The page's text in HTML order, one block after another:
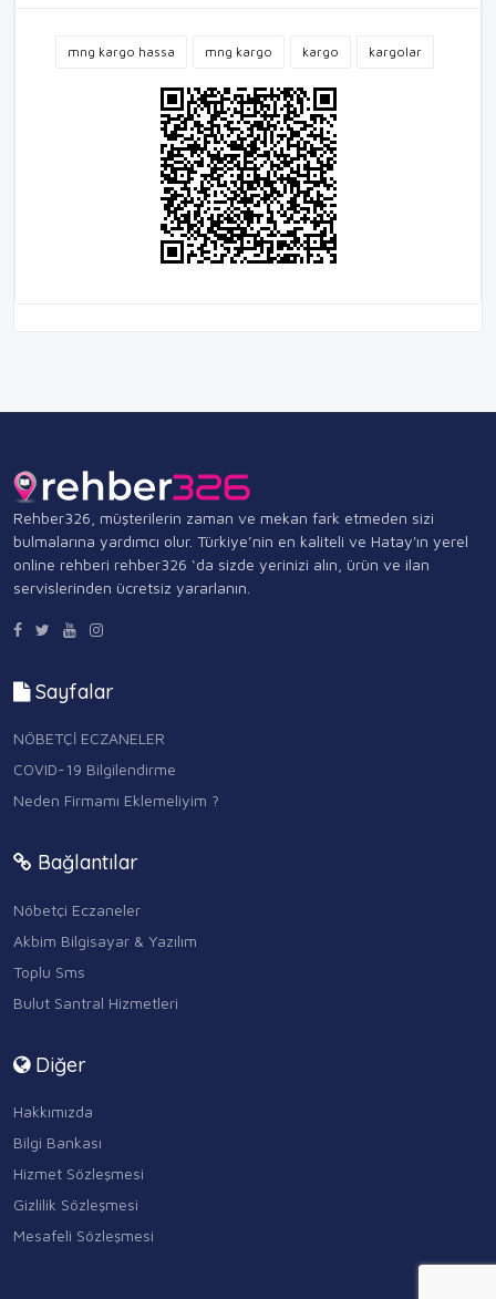
mng kargo hassa mng kargo kargo kargolar
Rehber326, müşterilerin zaman ve mekan fark etmeden sizi
bulmalarına yardımcı olur. Türkiye’nin en kaliteli ve Hatay'ın yerel
online rehberi rehber326 ‘da sizde yerinizi alın, ürün ve ilan
servislerinden ücretsiz yararlanın.
Sayfalar
NÖBETÇİ ECZANELER
COVID-19 Bilgilendirme
Neden Firmamı Eklemeliyim ?
Bağlantılar
Nöbetçi Eczaneler
Akbim Bilgisayar & Yazılım
Toplu Sms
Bulut Santral Hizmetleri
Diğer
Hakkımızda
Bilgi Bankası
Hizmet Sözleşmesi
Gizlilik Sözleşmesi
Mesafeli Sözleşmesi